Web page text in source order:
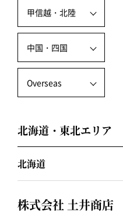
甲信越・北陸
中国・四国
Overseas
北海道・東北エリア
北海道
株式会社 土井商店